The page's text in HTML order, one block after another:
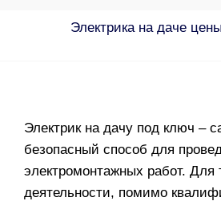
Электрика на даче
Электрик на дачу под ключ –
безопасный способ для
электромонтажных работ. Для
деятельности, помимо